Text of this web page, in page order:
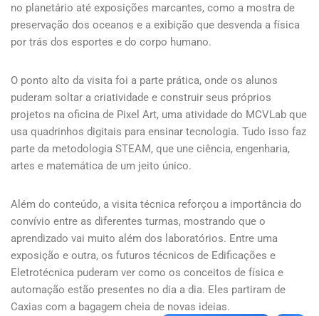
no planetário até exposições marcantes, como a mostra de
preservação dos oceanos e a exibição que desvenda a física
por trás dos esportes e do corpo humano.
O ponto alto da visita foi a parte prática, onde os alunos
puderam soltar a criatividade e construir seus próprios
projetos na oficina de Pixel Art, uma atividade do MCVLab que
usa quadrinhos digitais para ensinar tecnologia. Tudo isso faz
parte da metodologia STEAM, que une ciência, engenharia,
artes e matemática de um jeito único.
Além do conteúdo, a visita técnica reforçou a importância do
convívio entre as diferentes turmas, mostrando que o
aprendizado vai muito além dos laboratórios. Entre uma
exposição e outra, os futuros técnicos de Edificações e
Eletrotécnica puderam ver como os conceitos de física e
automação estão presentes no dia a dia. Eles partiram de
Caxias com a bagagem cheia de novas ideias.